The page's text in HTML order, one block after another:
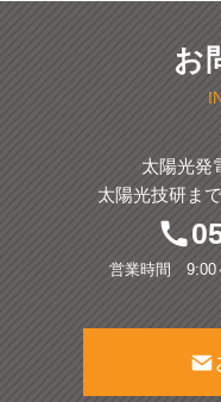
お
太陽光発
太陽光技研ま
営業時間 9:00